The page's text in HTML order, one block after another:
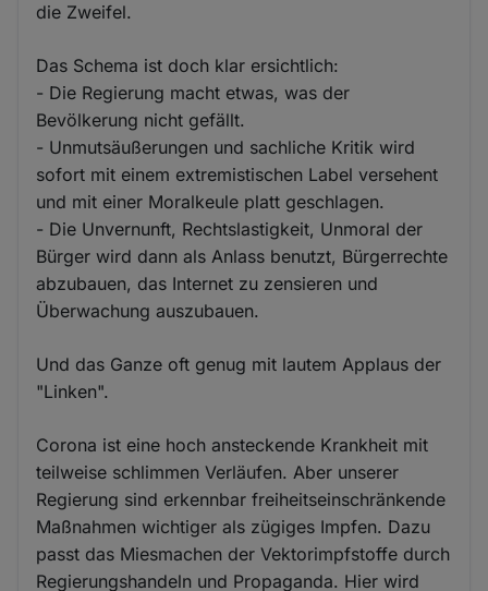
die Zweifel.
Das Schema ist doch klar ersichtlich:
- Die Regierung macht etwas, was der
Bevölkerung nicht gefällt.
- Unmutsäußerungen und sachliche Kritik wird
sofort mit einem extremistischen Label versehent
und mit einer Moralkeule platt geschlagen.
- Die Unvernunft, Rechtslastigkeit, Unmoral der
Bürger wird dann als Anlass benutzt, Bürgerrechte
abzubauen, das Internet zu zensieren und
Überwachung auszubauen.
Und das Ganze oft genug mit lautem Applaus der
"Linken".
Corona ist eine hoch ansteckende Krankheit mit
teilweise schlimmen Verläufen. Aber unserer
Regierung sind erkennbar freiheitseinschränkende
Maßnahmen wichtiger als zügiges Impfen. Dazu
passt das Miesmachen der Vektorimpfstoffe durch
Regierungshandeln und Propaganda. Hier wird